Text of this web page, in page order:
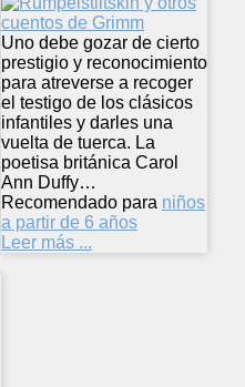
Uno debe gozar de cierto
prestigio y reconocimiento
para atreverse a recoger
el testigo de los clásicos
infantiles y darles una
vuelta de tuerca. La
poetisa británica Carol
Ann Duffy…
Recomendado para niños
a partir de 6 años
Leer más ...